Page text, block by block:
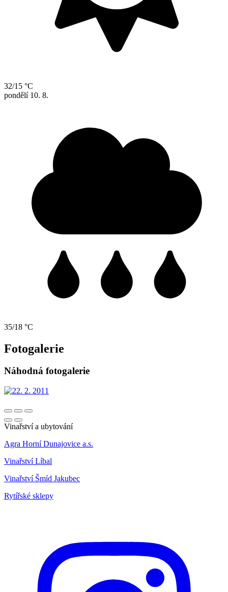
32/15 °C
pondělí 10. 8.
35/18 °C
Fotogalerie
Náhodná fotogalerie
Vinařství a ubytování
Agra Horní Dunajovice a.s.
Vinařství Líbal
Vinařství Šmíd Jakubec
Rytířské sklepy